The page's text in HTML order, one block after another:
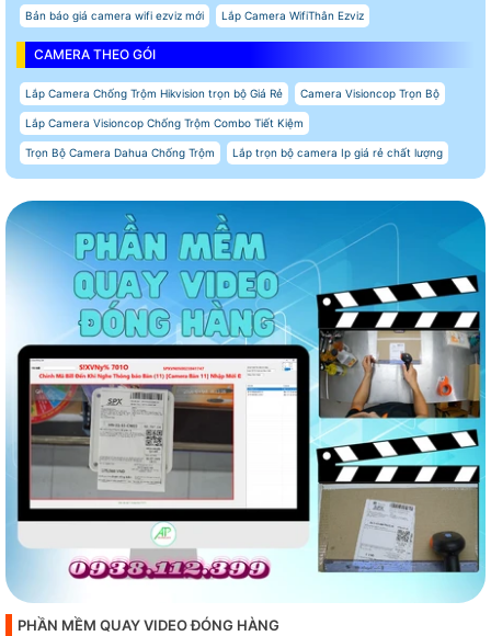
Bản báo giá camera wifi ezviz mới Lắp Camera WifiThân Ezviz
CAMERA THEO GÓI
Lắp Camera Chống Trộm Hikvision trọn bộ Giá Rẻ Camera Visioncop Trọn Bộ
Lắp Camera Visioncop Chống Trộm Combo Tiết Kiệm
Trọn Bộ Camera Dahua Chống Trộm Lắp trọn bộ camera Ip giá rẻ chất lượng
PHẦN MỀM QUAY VIDEO ĐÓNG HÀNG